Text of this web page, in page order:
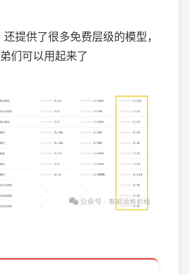
提供了很多免费层级的模型，
们可以用起来了